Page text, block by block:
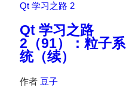
Qt 学习之路 2
Qt 学习之路
2（91）：粒子系
统（续）
作者 豆子